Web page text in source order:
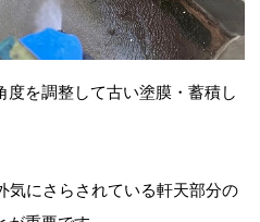
度を調整して古い塗膜・蓄積し
気にさらされている軒天部分の